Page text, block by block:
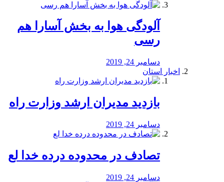
آلودگی هوا به بخش آسارا هم
رسی
دسامبر 24, 2019
اخبار استان
بازدید مدیران ارشد وزارت راه
دسامبر 24, 2019
تصادف در محدوده درده خدا لع
دسامبر 24, 2019